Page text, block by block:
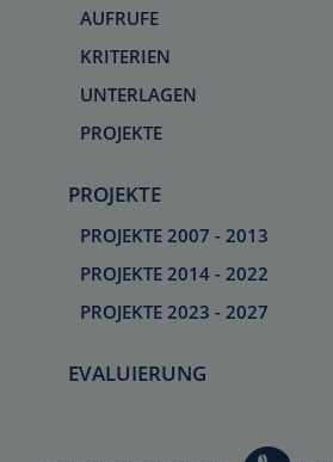
AUFRUFE
KRITERIEN
UNTERLAGEN
PROJEKTE
PROJEKTE
PROJEKTE 2007 - 2013
PROJEKTE 2014 - 2022
PROJEKTE 2023 - 2027
EVALUIERUNG